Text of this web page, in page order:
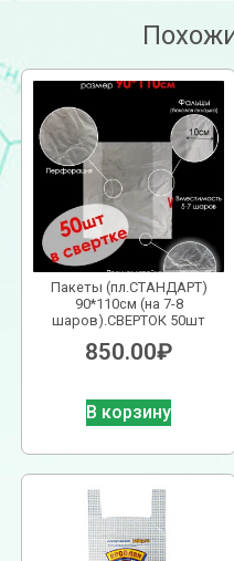
Пакеты (пл.СТАНДАРТ)
90*110см (на 7-8
шаров).СВЕРТОК 50шт
850.00₽
В корзину